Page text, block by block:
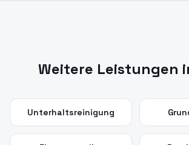
Weitere Leistungen
Unterhaltsreinigung